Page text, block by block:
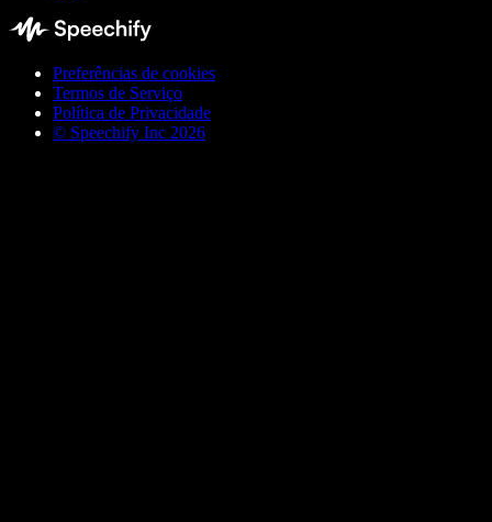
Preferências de cookies
Termos de Serviço
Política de Privacidade
© Speechify Inc 2026